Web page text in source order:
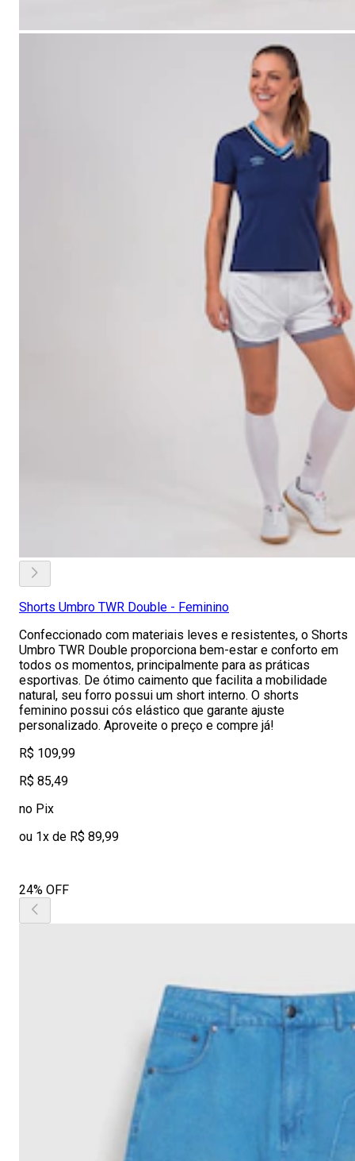
Shorts Umbro TWR Double - Feminino
Confeccionado com materiais leves e resistentes, o Shorts
Umbro TWR Double proporciona bem-estar e conforto em
todos os momentos, principalmente para as práticas
esportivas. De ótimo caimento que facilita a mobilidade
natural, seu forro possui um short interno. O shorts
feminino possui cós elástico que garante ajuste
personalizado. Aproveite o preço e compre já!
R$ 109,99
R$ 85,49
no Pix
ou 1x de R$ 89,99
24% OFF